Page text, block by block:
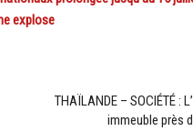
explose
THAÏLANDE – SOCIÉTÉ :
immeuble près